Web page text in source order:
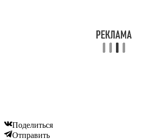
Поделиться
Отправить